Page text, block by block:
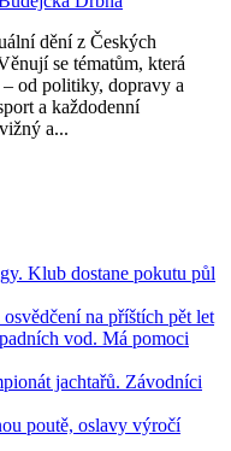
dění z Českých
se tématům, která
od politiky, dopravy a
a každodenní
a...
Klub dostane pokutu půl
na příštích pět let
vod. Má pomoci
jachtařů. Závodníci
poutě, oslavy výročí